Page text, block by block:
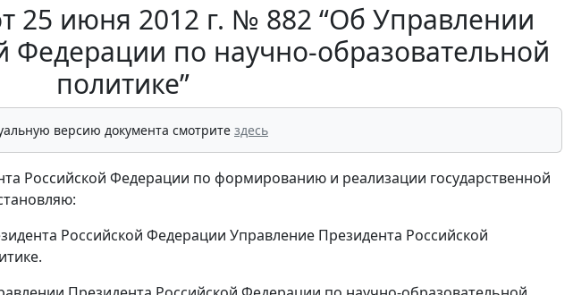
25 июня 2012 г. № 882 “Об Управлении
Федерации по научно-образовательной
политике”
версию документа смотрите здесь
Российской Федерации по формированию и реализации государственной
Российской Федерации Управление Президента Российской